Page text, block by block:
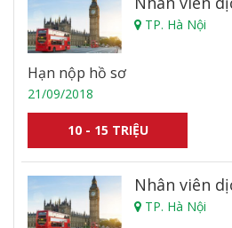
TP. Hà Nội
Hạn nộp hồ sơ
21/09/2018
10 - 15 TRIỆU
Nhân viên
TP. Hà Nội